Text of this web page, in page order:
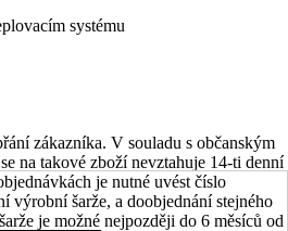
systému
zákazníka. V souladu s občanským
na takové zboží nevztahuje 14-ti denní
je nutné uvést číslo
výrobní šarže, a doobjednání stejného
je možné nejpozději do 6 měsíců od